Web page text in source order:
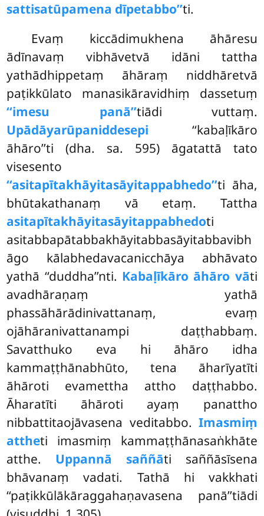
sattisatūpamena dīpetabbo’’ti.
Evaṃ kiccādimukhena āhāresu
ādīnavaṃ vibhāvetvā idāni tattha
yathādhippetaṃ āhāraṃ niddhāretvā
paṭikkūlato manasikāravidhiṃ dassetuṃ
‘‘imesu panā’’tiādi vuttaṃ.
Upādāyarūpaniddesepi ‘‘kabaḷīkāro
āhāro’’ti (dha. sa. 595) āgatattā tato
visesento
‘‘asitapītakhāyitasāyitappabhedo’’ti āha,
bhūtakathanaṃ vā etaṃ. Tattha
asitapītakhāyitasāyitappabhedoti
asitabbapātabbakhāyitabbasāyitabbavibh
āgo kālabhedavacanicchāya abhāvato
yathā ‘‘duddha’’nti. Kabaḷīkāro āhāro vāti
avadhāraṇaṃ yathā
phassāhārādinivattanaṃ, evaṃ
ojāhāranivattanampi daṭṭhabbaṃ.
Savatthuko eva hi āhāro idha
kammaṭṭhānabhūto, tena āharīyatīti
āhāroti evamettha attho daṭṭhabbo.
Āharatīti āhāroti ayaṃ panattho
nibbattitaojāvasena veditabbo. Imasmiṃ
attheti imasmiṃ kammaṭṭhānasaṅkhāte
atthe. Uppannā saññāti saññāsīsena
bhāvanaṃ vadati. Tathā hi vakkhati
‘‘paṭikkūlākāraggahaṇavasena panā’’tiādi